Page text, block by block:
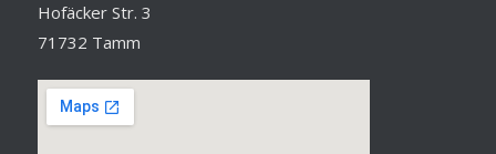
Hofäcker Str. 3
71732 Tamm